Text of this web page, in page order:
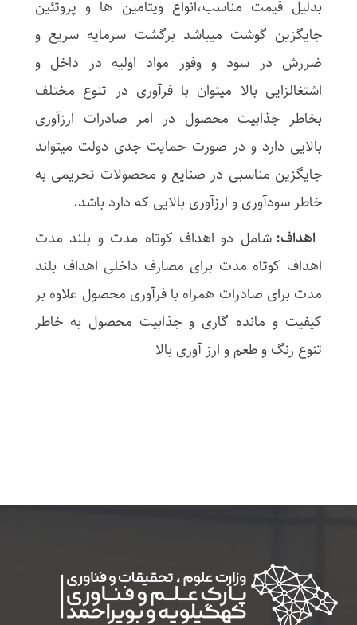
بدلیل قیمت مناسب،انواع ویتامین ها و پروتئین
جایگزین گوشت میباشد برگشت سرمایه سریع و
ضررش در سود و وفور مواد اولیه در داخل و
اشتغالزایی بالا میتوان با فرآوری در تنوع مختلف
بخاطر جذابیت محصول در امر صادرات ارزآوری
بالایی دارد و در صورت حمایت جدی دولت میتواند
جایگزین مناسبی در صنایع و محصولات تحریمی به
خاطر سودآوری و ارزآوری بالایی که دارد باشد.
اهداف: شامل دو اهداف کوتاه مدت و بلند مدت
اهداف کوتاه مدت برای مصارف داخلی اهداف بلند
مدت برای صادرات همراه با فرآوری محصول علاوه بر
کیفیت و مانده گاری و جذابیت محصول به خاطر
تنوع رنگ و طعم و ارز آوری بالا